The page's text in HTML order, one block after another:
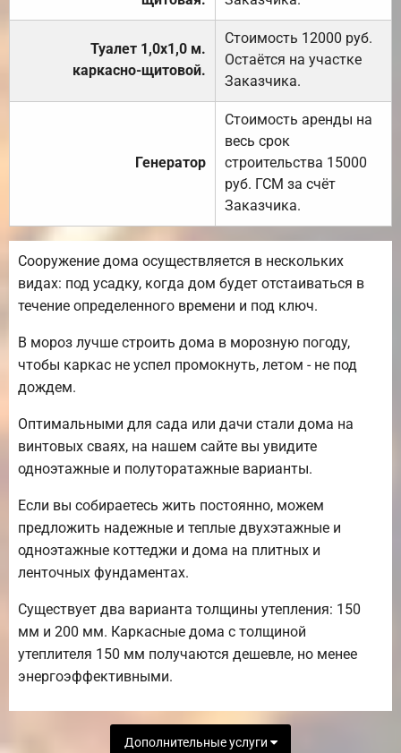
Туалет 1,0х1,0 м.
каркасно-щитовой.
Стоимость 12000 руб.
Остаётся на участке
Заказчика.
Генератор
Стоимость аренды на
весь срок
строительства 15000
руб. ГСМ за счёт
Заказчика.
Сооружение дома осуществляется в нескольких
видах: под усадку, когда дом будет отстаиваться в
течение определенного времени и под ключ.
В мороз лучше строить дома в морозную погоду,
чтобы каркас не успел промокнуть, летом - не под
дождем.
Оптимальными для сада или дачи стали дома на
винтовых сваях, на нашем сайте вы увидите
одноэтажные и полуторатажные варианты.
Если вы собираетесь жить постоянно, можем
предложить надежные и теплые двухэтажные и
одноэтажные коттеджи и дома на плитных и
ленточных фундаментах.
Существует два варианта толщины утепления: 150
мм и 200 мм. Каркасные дома с толщиной
утеплителя 150 мм получаются дешевле, но менее
энергоэффективными.
Дополнительные услуги